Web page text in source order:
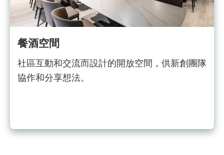
餐酒空間
社區互動和交流而設計的開放空間，供新創團隊
協作和分享想法。